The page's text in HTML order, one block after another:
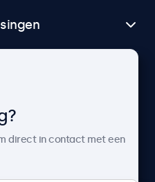
direct in contact met een